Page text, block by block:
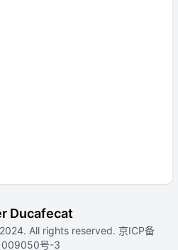
Ducafecat
All rights reserved. 京ICP备
号-3